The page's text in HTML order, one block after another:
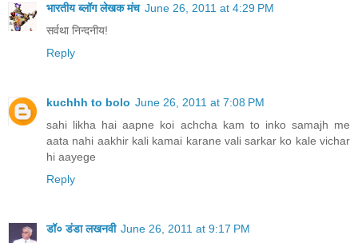
भारतीय ब्लॉग लेखक मंच June 26, 2011 at 4:29 PM
सर्वथा निन्दनीय!
Reply
kuchhh to bolo June 26, 2011 at 7:08 PM
sahi likha hai aapne koi achcha kam to inko samajh me
aata nahi aakhir kali kamai karane vali sarkar ko kale vichar
hi aayege
Reply
डॉ० डंडा लखनवी June 26, 2011 at 9:17 PM